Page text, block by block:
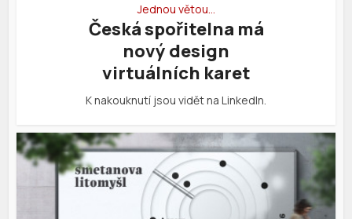
Jednou větou…
Česká spořitelna má
nový design
virtuálních karet
K nakouknutí jsou vidět na LinkedIn.